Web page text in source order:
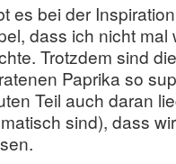
es bei der
dass ich nicht
Trotzdem sind
Paprika so
Teil auch daran
sind), dass